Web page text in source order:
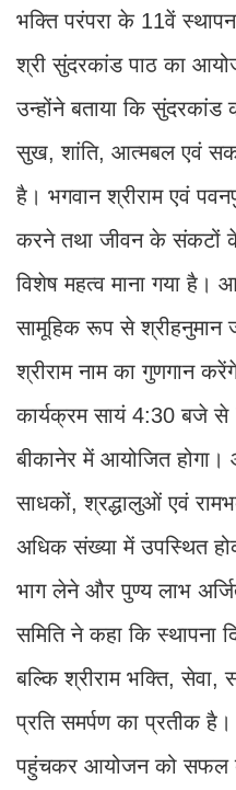
भक्ति परंपरा के 11वें
श्री सुंदरकांड पाठ का
उन्होंने बताया कि
सुख, शांति, आत्मबल एवं
है। भगवान श्रीराम एवं
करने तथा जीवन के संकटों
विशेष महत्व माना गया है।
सामूहिक रूप से श्रीहनुमान
श्रीराम नाम का गुणगान
कार्यक्रम सायं 4:30 बजे
बीकानेर में आयोजित
साधकों, श्रद्धालुओं एवं
अधिक संख्या में उपस्थित
भाग लेने और पुण्य लाभ
समिति ने कहा कि स्थापना
बल्कि श्रीराम भक्ति, सेवा,
प्रति समर्पण का प्रतीक
पहुंचकर आयोजन को सफल